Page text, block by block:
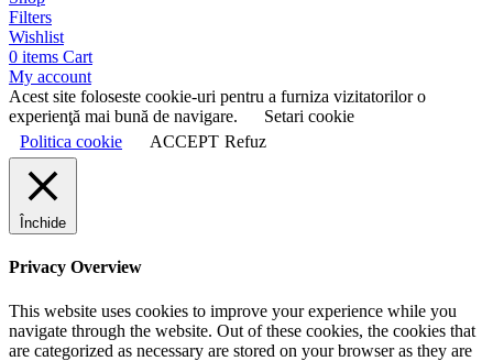
Filters
Wishlist
0 items Cart
My account
Acest site foloseste cookie-uri pentru a furniza vizitatorilor o
experienţă mai bună de navigare.
Setari cookie
Politica cookie
ACCEPT Refuz
Închide
Privacy Overview
This website uses cookies to improve your experience while you
navigate through the website. Out of these cookies, the cookies that
are categorized as necessary are stored on your browser as they are